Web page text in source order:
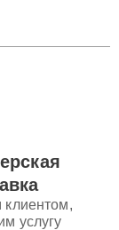
услугу